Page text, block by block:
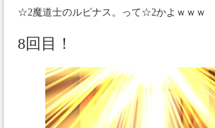
☆2魔道士のルピナス。って☆2かよｗｗｗ
8回目！